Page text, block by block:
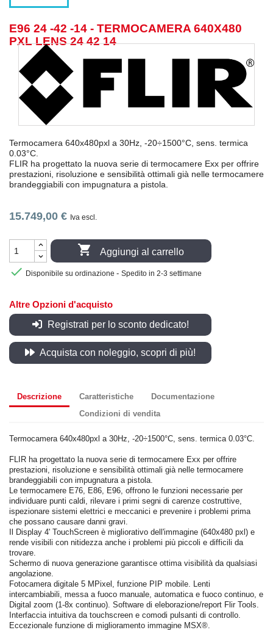
E96 24 -42 -14 - TERMOCAMERA 640X480
PXL LENS 24 42 14
Termocamera 640x480pxl a 30Hz, -20÷1500°C, sens. termica
0.03°C.
FLIR ha progettato la nuova serie di termocamere Exx per offrire
prestazioni, risoluzione e sensibilità ottimali già nelle termocamere
brandeggiabili con impugnatura a pistola.
15.749,00 € Iva escl.
 Aggiungi al carrello
 Disponibile su ordinazione - Spedito in 2-3 settimane
Altre Opzioni d'acquisto
Registrati per lo sconto dedicato!
Acquista con noleggio, scopri di più!
Descrizione Caratteristiche
Documentazione
Condizioni di vendita
Termocamera 640x480pxl a 30Hz, -20÷1500°C, sens. termica 0.03°C.
FLIR ha progettato la nuova serie di termocamere Exx per offrire
prestazioni, risoluzione e sensibilità ottimali già nelle termocamere
brandeggiabili con impugnatura a pistola.
Le termocamere E76, E86, E96, offrono le funzioni necessarie per
individuare punti caldi, rilevare i primi segni di carenze costruttive,
ispezionare sistemi elettrici e meccanici e prevenire i problemi prima
che possano causare danni gravi.
Il Display 4' TouchScreen è migliorativo dell'immagine (640x480 pxl) e
rende visibili con nitidezza anche i problemi più piccoli e difficili da
trovare.
Schermo di nuova generazione garantisce ottima visibilità da qualsiasi
angolazione.
Fotocamera digitale 5 MPixel, funzione PIP mobile. Lenti
intercambiabili, messa a fuoco manuale, automatica e fuoco continuo, e
Digital zoom (1-8x continuo). Software di eleborazione/report Flir Tools.
Interfaccia intuitiva da touchscreen e comodi pulsanti di controllo.
Eccezionale funzione di miglioramento immagine MSX®.